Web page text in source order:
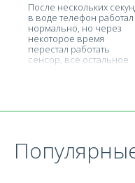
После нескольких
в воде телефон работал
нормально, но через
некоторое время
перестал работать
сенсор, все остальное